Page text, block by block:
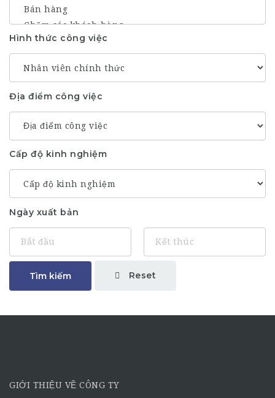
Hình thức công việc
Địa điểm công việc
Cấp độ kinh nghiệm
Ngày xuất bản
Tìm kiếm Reset
GIỚI THIỆU VỀ CÔNG TY